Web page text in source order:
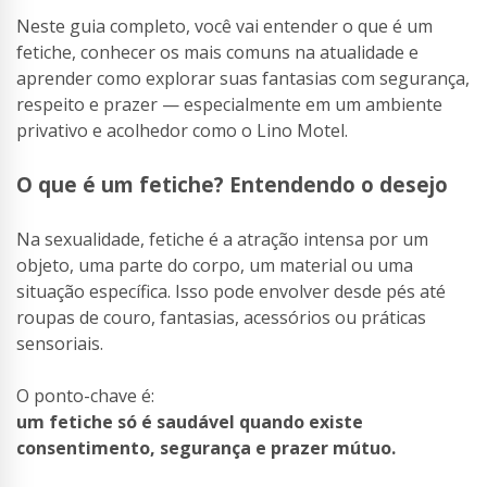
Neste guia completo, você vai entender o que é um
fetiche, conhecer os mais comuns na atualidade e
aprender como explorar suas fantasias com segurança,
respeito e prazer — especialmente em um ambiente
privativo e acolhedor como o Lino Motel.
O que é um fetiche? Entendendo o desejo
Na sexualidade, fetiche é a atração intensa por um
objeto, uma parte do corpo, um material ou uma
situação específica. Isso pode envolver desde pés até
roupas de couro, fantasias, acessórios ou práticas
sensoriais.
O ponto-chave é:
um fetiche só é saudável quando existe
consentimento, segurança e prazer mútuo.